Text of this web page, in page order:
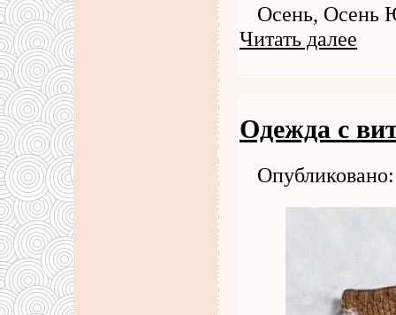
Осень, Осень
Читать далее
Одежда с